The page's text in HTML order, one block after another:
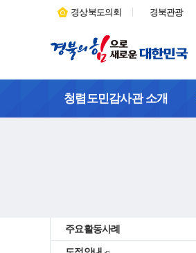
경상북도의회 경북관광
청렴도민감사관 소개
주요활동사례